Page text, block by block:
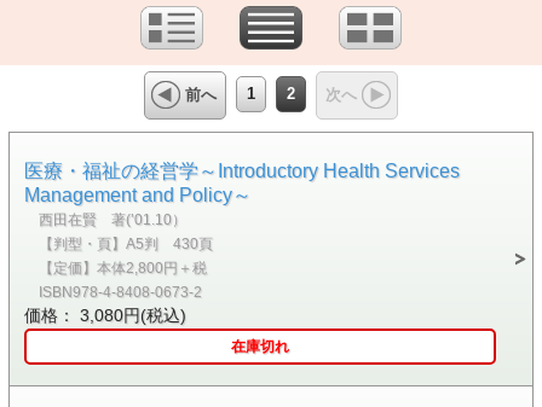
前へ 1 2 次へ
医療・福祉の経営学～Introductory Health Services
Management and Policy～
西田在賢 著(’01.10）
【判型・頁】A5判 430頁
【定価】本体2,800円＋税
ISBN978-4-8408-0673-2
価格： 3,080円(税込)
在庫切れ